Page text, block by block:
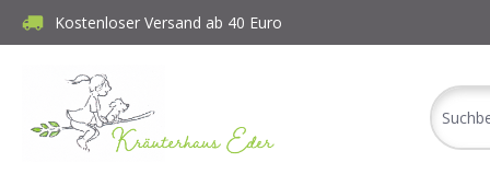
Hauptinhalt springen
Zur Suche springen
Zur Hauptnavigation springen
Kostenloser Versand ab 40 Euro